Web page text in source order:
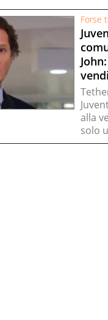
Forse
alla
solo